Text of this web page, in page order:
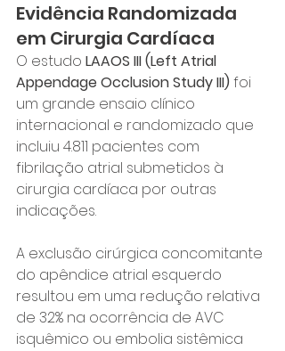
Evidência Randomizada
em Cirurgia Cardíaca
O estudo LAAOS III (Left Atrial
Appendage Occlusion Study III) foi
um grande ensaio clínico
internacional e randomizado que
incluiu 4.811 pacientes com
fibrilação atrial submetidos à
cirurgia cardíaca por outras
indicações.
A exclusão cirúrgica concomitante
do apêndice atrial esquerdo
resultou em uma redução relativa
de 32% na ocorrência de AVC
isquêmico ou embolia sistêmica